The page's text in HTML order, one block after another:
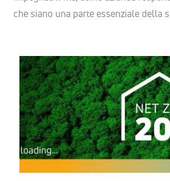
che siano una parte essenziale della